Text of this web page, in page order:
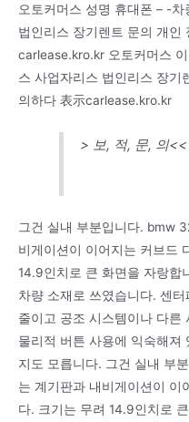
오토커머스 성명 휴대폰 – -
법인리스 장기렌트 문의 개인
carlease.kro.kr 오토커머스
스 사업자리스 법인리스 장기
의하다 表示carlease.kro.kr
> 보, 적, 문, 의
그건 실내 부분입니다. bmw
비게이션이 이어지는 커브드
14.9인치로 큰 화면을 자랑합
차량 소재로 쓰였습니다. 센
줄이고 공조 시스템이나 다른
물리적 버튼 사용에 익숙해져
지도 모릅니다. 그건 실내 부
는 계기판과 내비게이션이 이
다. 크기는 무려 14.9인치로